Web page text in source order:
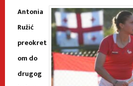
Antonia
Ružić
preokret
om do
drugog